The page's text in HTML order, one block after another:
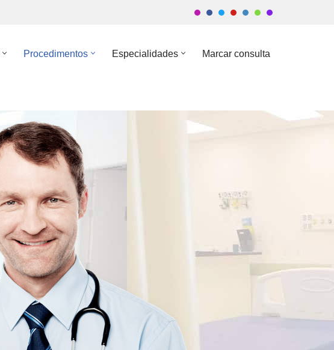
Procedimentos Especialidades Marcar consulta